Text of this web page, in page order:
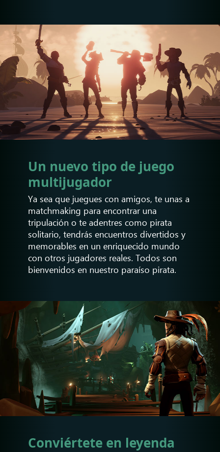
Un nuevo tipo de juego
multijugador
Ya sea que juegues con amigos, te unas a
matchmaking para encontrar una
tripulación o te adentres como pirata
solitario, tendrás encuentros divertidos y
memorables en un enriquecido mundo
con otros jugadores reales. Todos son
bienvenidos en nuestro paraíso pirata.
Conviértete en leyenda